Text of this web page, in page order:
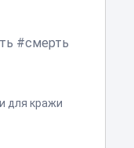
смерть
для кражи